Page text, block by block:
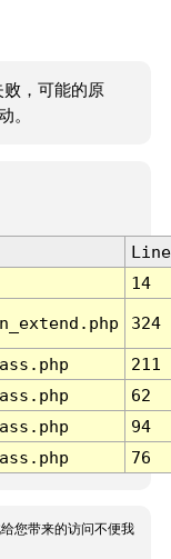
，可能的原
。
Line
14
324
211
62
94
76
您带来的访问不便我